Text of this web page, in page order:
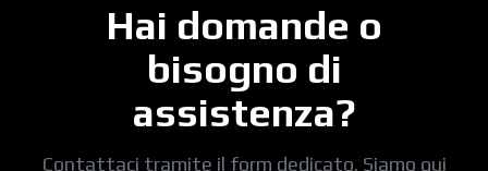
Hai domande o
bisogno di
assistenza?
Contattaci tramite il form dedicato. Siamo qui